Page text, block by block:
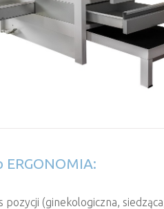
(ginekologiczna,